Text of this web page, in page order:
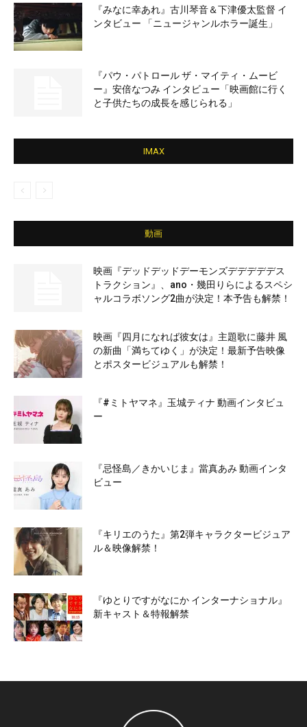
『みなに幸あれ』古川琴音＆下津優太監督 イ
ンタビュー 「ニュージャンルホラー誕生」
『パウ・パトロール ザ・マイティ・ムービ
ー』安倍なつみ インタビュー「映画館に行く
と子供たちの成長を感じられる」
IMAX
動画
映画『デッドデッドデーモンズデデデデデス
トラクション』、ano・幾田りらによるスペシ
ャルコラボソング2曲が決定！本予告も解禁！
映画『四月になれば彼女は』主題歌に藤井 風
の新曲「満ちてゆく」が決定！最新予告映像
とポスタービジュアルも解禁！
『#ミトヤマネ』玉城ティナ 動画インタビュ
ー
『忌怪島／きかいじま』當真あみ 動画インタ
ビュー
『キリエのうた』第2弾キャラクタービジュア
ル＆映像解禁！
『ゆとりですがなにか インターナショナル』
新キャスト＆特報解禁